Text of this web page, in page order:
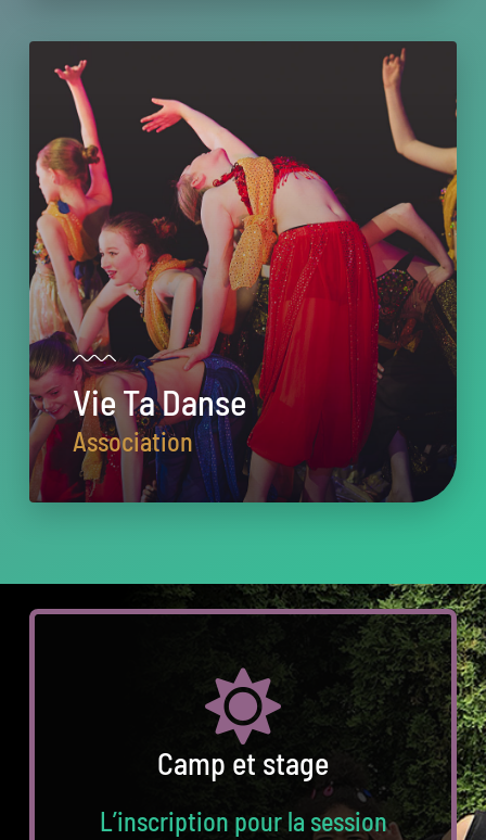
Vie Ta Danse
Association
Camp et stage
L’inscription pour la session